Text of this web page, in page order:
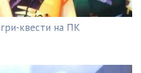
квести на ПК